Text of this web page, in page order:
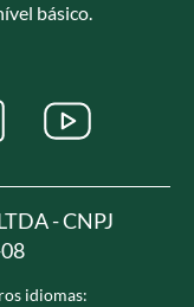
básico.
- CNPJ
idiomas: